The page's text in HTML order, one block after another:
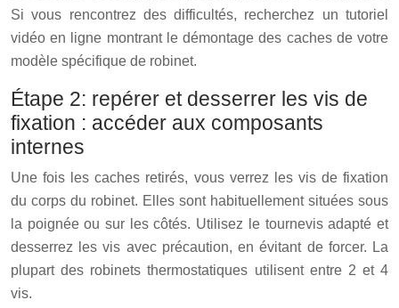
Si vous rencontrez des difficultés, recherchez un tutoriel
vidéo en ligne montrant le démontage des caches de votre
modèle spécifique de robinet.
Étape 2: repérer et desserrer les vis de
fixation : accéder aux composants
internes
Une fois les caches retirés, vous verrez les vis de fixation
du corps du robinet. Elles sont habituellement situées sous
la poignée ou sur les côtés. Utilisez le tournevis adapté et
desserrez les vis avec précaution, en évitant de forcer. La
plupart des robinets thermostatiques utilisent entre 2 et 4
vis.